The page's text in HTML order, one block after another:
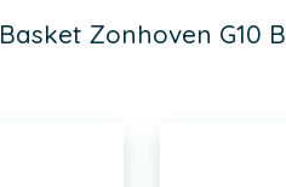
Basket Zonhoven G10 B